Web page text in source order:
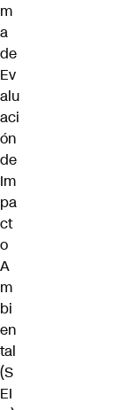
m
a
de
Ev
alu
aci
ón
de
Im
pa
ct
o
A
m
bi
en
tal
(S
EI